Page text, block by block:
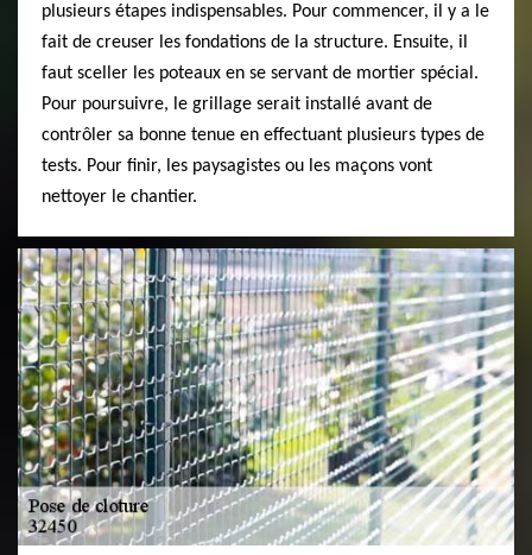
plusieurs étapes indispensables. Pour commencer, il y a le
fait de creuser les fondations de la structure. Ensuite, il
faut sceller les poteaux en se servant de mortier spécial.
Pour poursuivre, le grillage serait installé avant de
contrôler sa bonne tenue en effectuant plusieurs types de
tests. Pour finir, les paysagistes ou les maçons vont
nettoyer le chantier.